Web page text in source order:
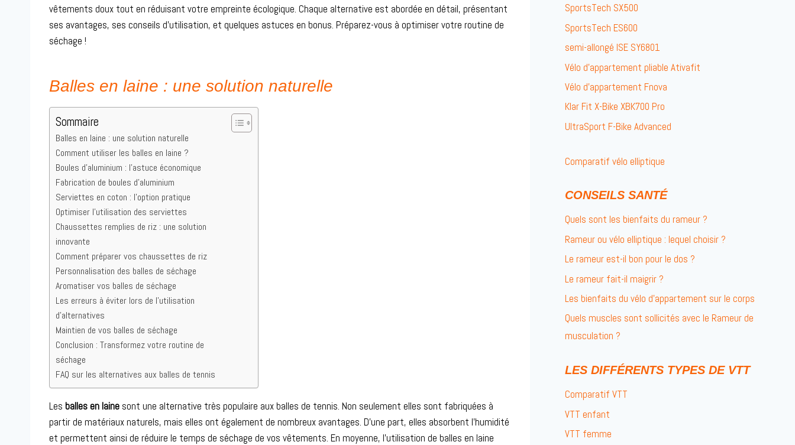
vêtements doux tout en réduisant votre empreinte écologique. Chaque alternative est abordée en détail, présentant
ses avantages, ses conseils d’utilisation, et quelques astuces en bonus. Préparez-vous à optimiser votre routine de
séchage !
Balles en laine : une solution naturelle
Sommaire
Balles en laine : une solution naturelle
Comment utiliser les balles en laine ?
Boules d’aluminium : l’astuce économique
Fabrication de boules d’aluminium
Serviettes en coton : l’option pratique
Optimiser l’utilisation des serviettes
Chaussettes remplies de riz : une solution
innovante
Comment préparer vos chaussettes de riz
Personnalisation des balles de séchage
Aromatiser vos balles de séchage
Les erreurs à éviter lors de l’utilisation
d’alternatives
Maintien de vos balles de séchage
Conclusion : Transformez votre routine de
séchage
FAQ sur les alternatives aux balles de tennis
Les balles en laine sont une alternative très populaire aux balles de tennis. Non seulement elles sont fabriquées à
partir de matériaux naturels, mais elles ont également de nombreux avantages. D’une part, elles absorbent l’humidité
et permettent ainsi de réduire le temps de séchage de vos vêtements. En moyenne, l’utilisation de balles en laine
SportsTech SX500
SportsTech ES600
semi-allongé ISE SY6801
Vélo d’appartement pliable Ativafit
Vélo d’appartement Fnova
Klar Fit X-Bike XBK700 Pro
UltraSport F-Bike Advanced
Comparatif vélo elliptique
CONSEILS SANTÉ
Quels sont les bienfaits du rameur ?
Rameur ou vélo elliptique : lequel choisir ?
Le rameur est-il bon pour le dos ?
Le rameur fait-il maigrir ?
Les bienfaits du vélo d’appartement sur le corps
Quels muscles sont sollicités avec le Rameur de
musculation ?
LES DIFFÉRENTS TYPES DE VTT
Comparatif VTT
VTT enfant
VTT femme